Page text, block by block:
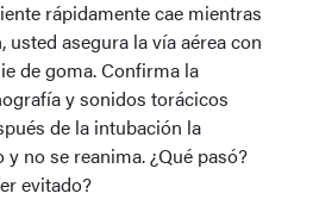
rápidamente cae mientras
usted asegura la vía aérea con
de goma. Confirma la
y sonidos torácicos
de la intubación la
y no se reanima. ¿Qué pasó?
evitado?